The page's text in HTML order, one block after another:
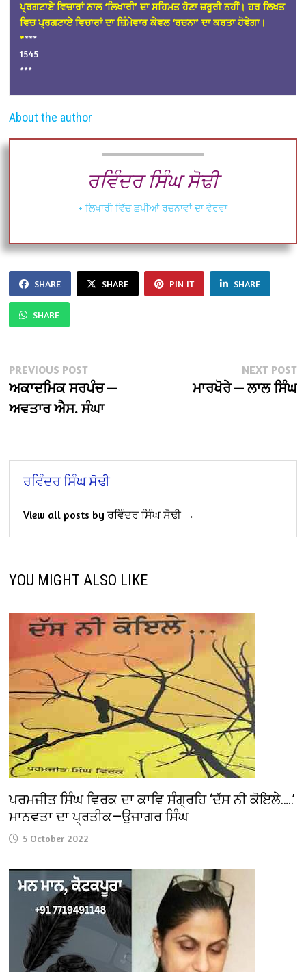
ਪ੍ਰਗਟਾਏ ਵਿਚਾਰਾਂ ਨਾਲ ‘ਲਿਖਾਰੀ’ ਦਾ ਸਹਿਮਤ ਹੋਣਾ ਜ਼ਰੂਰੀ ਨਹੀਂ। ਹਰ ਲਿਖਤ
ਵਿਚ ਪ੍ਰਗਟਾਏ ਵਿਚਾਰਾਂ ਦਾ ਜ਼ਿੰਮੇਵਾਰ ਕੇਵਲ ‘ਰਚਨਾ’ ਦਾ ਕਰਤਾ ਹੋਵੇਗਾ।
****
1545
***
About the author
ਰਵਿੰਦਰ ਸਿੰਘ ਸੋਢੀ
+ ਲਿਖਾਰੀ ਵਿੱਚ ਛਪੀਆਂ ਰਚਨਾਵਾਂ ਦਾ ਵੇਰਵਾ
SHARE SHARE PIN IT SHARE
SHARE
Post
navigation
PREVIOUS POSTPrevious
post:
ਅਕਾਦਮਿਕ ਸਰਪੰਚ —
ਅਵਤਾਰ ਐਸ. ਸੰਘਾ
NEXT POST
ਮਾਰਖੋਰੇ — ਲਾਲ ਸਿੰਘ
ਰਵਿੰਦਰ ਸਿੰਘ ਸੋਢੀ
View all posts by ਰਵਿੰਦਰ ਸਿੰਘ ਸੋਢੀ →
YOU MIGHT ALSO LIKE
ਪਰਮਜੀਤ ਸਿੰਘ ਵਿਰਕ ਦਾ ਕਾਵਿ ਸੰਗ੍ਰਹਿ ‘ਦੱਸ ਨੀ ਕੋਇਲੇ…..’
ਮਾਨਵਤਾ ਦਾ ਪ੍ਰਤੀਕ—ਉਜਾਗਰ ਸਿੰਘ
5 October 2022